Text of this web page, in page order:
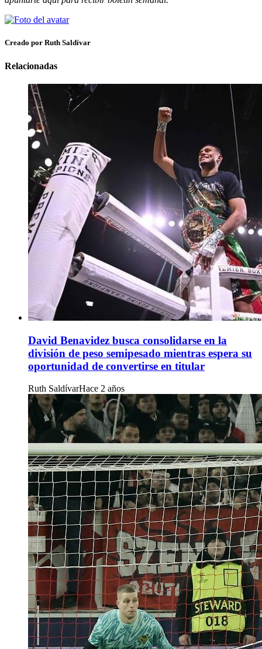
Creado por Ruth Saldívar
Relacionadas
David Benavidez busca consolidarse en la
división de peso semipesado mientras espera su
oportunidad de convertirse en titular
Ruth SaldívarHace 2 años